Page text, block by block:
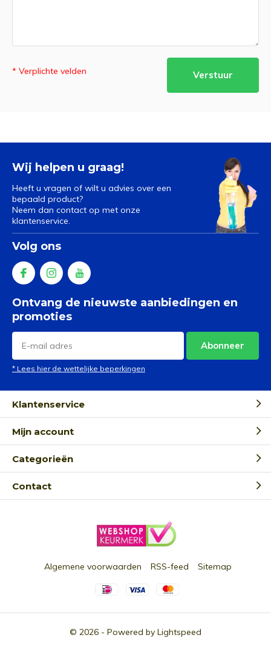
* Verplichte velden Verstuur
Wij helpen u graag!
Heeft u vragen of wilt u advies over een
bepaald product?
Neem dan contact op met onze
klantenservice.
Volg ons
Ontvang de nieuwste aanbiedingen en
promoties
Abonneer
* Lees hier de wettelijke beperkingen
Klantenservice
Mijn account
Categorieën
Contact
© 2026 - Powered by Lightspeed
Algemene voorwaarden RSS-feed Sitemap